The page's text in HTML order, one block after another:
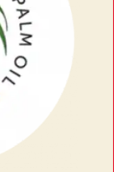
и ние сме
срещу